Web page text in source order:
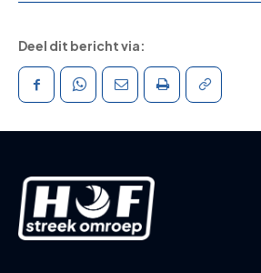
Deel dit bericht via: